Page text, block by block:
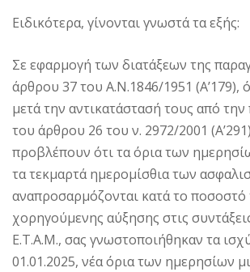
Ειδικότερα, γίνονται γνωστά τα εξής:
Σε εφαρμογή των διατάξεων της
άρθρου 37 του Α.Ν.1846/1951 (Α’179),
μετά την αντικατάστασή τους από
του άρθρου 26 του ν. 2972/2001
προβλέπουν ότι τα όρια των
τα τεκμαρτά ημερομίσθια των
αναπροσαρμόζονται κατά το ποσοστό
χορηγούμενης αύξησης στις
Ε.Τ.Α.Μ., σας γνωστοποιήθηκαν τα
01.01.2025, νέα όρια των ημερησίων